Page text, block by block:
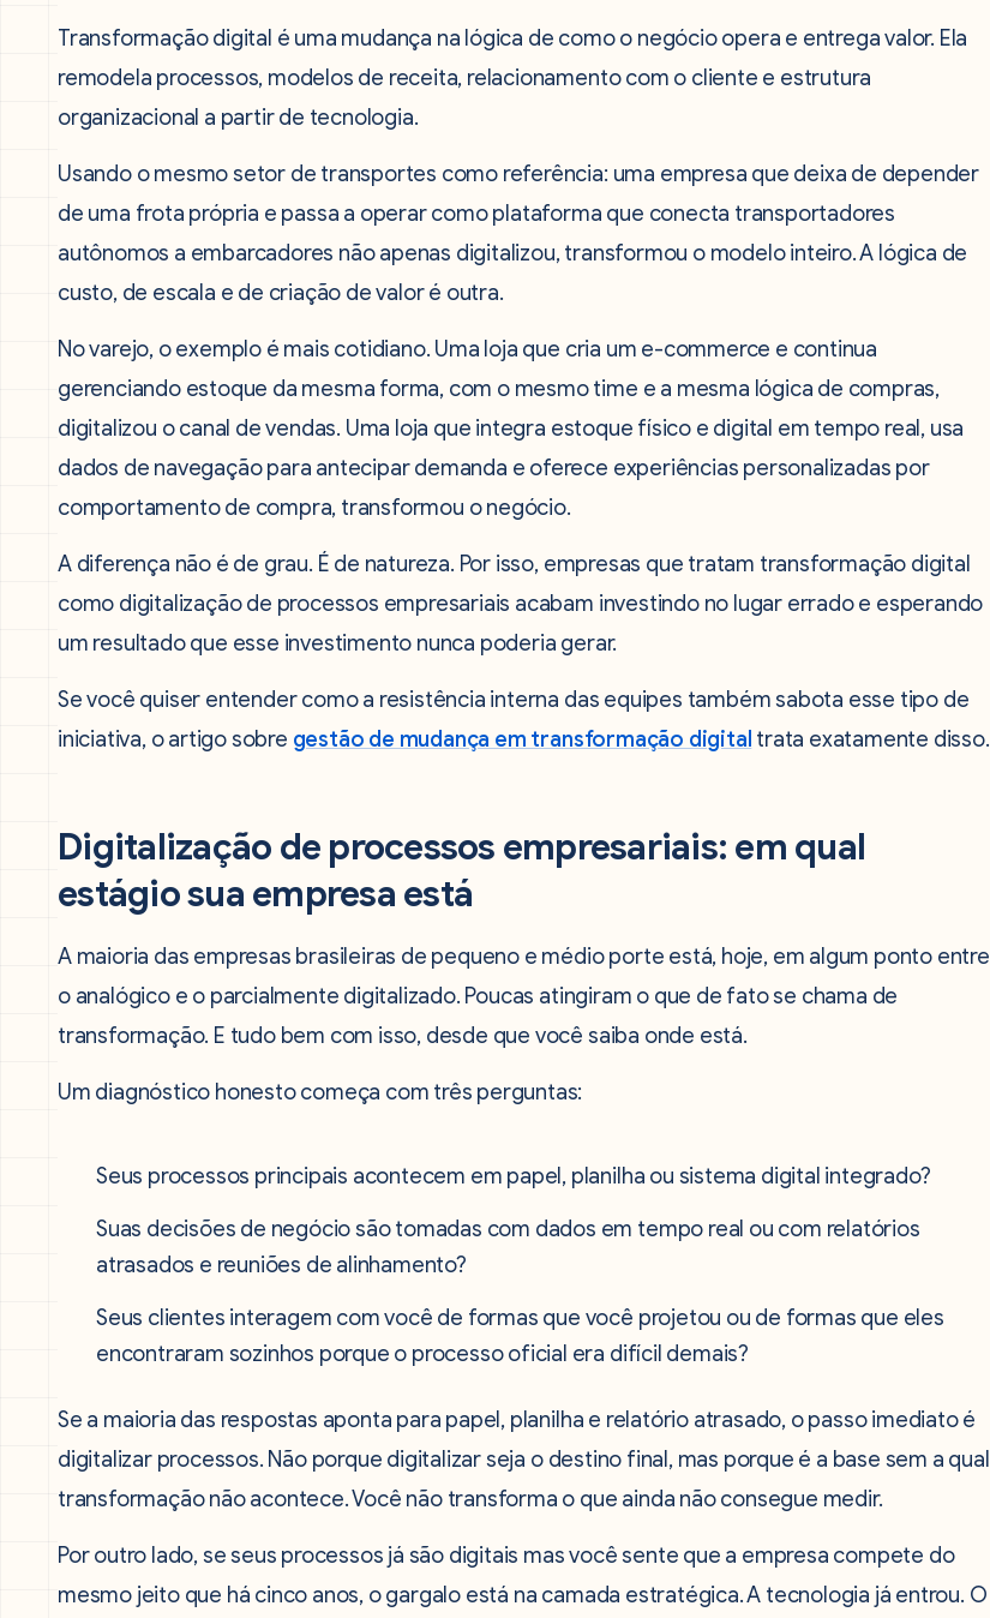
Transformação digital é uma mudança na lógica de como o negócio opera e entrega valor. Ela
remodela processos, modelos de receita, relacionamento com o cliente e estrutura
organizacional a partir de tecnologia.
Usando o mesmo setor de transportes como referência: uma empresa que deixa de depender
de uma frota própria e passa a operar como plataforma que conecta transportadores
autônomos a embarcadores não apenas digitalizou, transformou o modelo inteiro. A lógica de
custo, de escala e de criação de valor é outra.
No varejo, o exemplo é mais cotidiano. Uma loja que cria um e-commerce e continua
gerenciando estoque da mesma forma, com o mesmo time e a mesma lógica de compras,
digitalizou o canal de vendas. Uma loja que integra estoque físico e digital em tempo real, usa
dados de navegação para antecipar demanda e oferece experiências personalizadas por
comportamento de compra, transformou o negócio.
A diferença não é de grau. É de natureza. Por isso, empresas que tratam transformação digital
como digitalização de processos empresariais acabam investindo no lugar errado e esperando
um resultado que esse investimento nunca poderia gerar.
Se você quiser entender como a resistência interna das equipes também sabota esse tipo de
iniciativa, o artigo sobre gestão de mudança em transformação digital trata exatamente disso.
Digitalização de processos empresariais: em qual
estágio sua empresa está
A maioria das empresas brasileiras de pequeno e médio porte está, hoje, em algum ponto entre
o analógico e o parcialmente digitalizado. Poucas atingiram o que de fato se chama de
transformação. E tudo bem com isso, desde que você saiba onde está.
Um diagnóstico honesto começa com três perguntas:
Seus processos principais acontecem em papel, planilha ou sistema digital integrado?
Suas decisões de negócio são tomadas com dados em tempo real ou com relatórios
atrasados e reuniões de alinhamento?
Seus clientes interagem com você de formas que você projetou ou de formas que eles
encontraram sozinhos porque o processo oficial era difícil demais?
Se a maioria das respostas aponta para papel, planilha e relatório atrasado, o passo imediato é
digitalizar processos. Não porque digitalizar seja o destino final, mas porque é a base sem a qual
transformação não acontece. Você não transforma o que ainda não consegue medir.
Por outro lado, se seus processos já são digitais mas você sente que a empresa compete do
mesmo jeito que há cinco anos, o gargalo está na camada estratégica. A tecnologia já entrou. O